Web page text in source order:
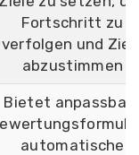
Fortschritt zu
verfolgen und
abzustimmen
Bietet
automatische